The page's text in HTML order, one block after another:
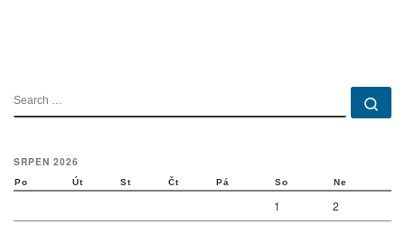
SEARCH
SRPEN 2026
Po Út St Čt Pá So Ne
1
2